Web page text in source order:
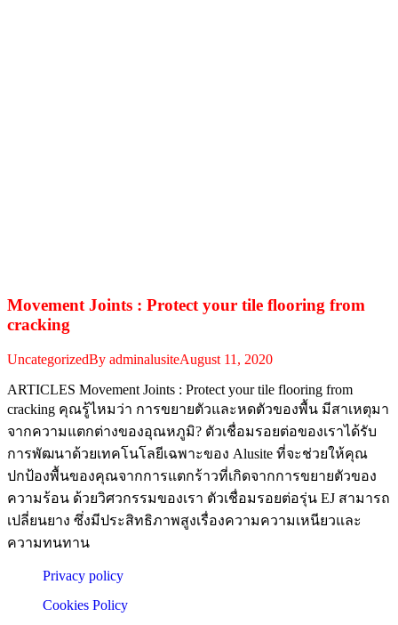
Movement Joints : Protect your tile flooring from
cracking
UncategorizedBy adminalusiteAugust 11, 2020
ARTICLES Movement Joints : Protect your tile flooring from
cracking คุณรู้ไหมว่า การขยายตัวและหดตัวของพื้น มีสาเหตุมา
จากความแตกต่างของอุณหภูมิ? ตัวเชื่อมรอยต่อของเราได้รับ
การพัฒนาด้วยเทคโนโลยีเฉพาะของ Alusite ที่จะช่วยให้คุณ
ปกป้องพื้นของคุณจากการแตกร้าวที่เกิดจากการขยายตัวของ
ความร้อน ด้วยวิศวกรรมของเรา ตัวเชื่อมรอยต่อรุ่น EJ สามารถ
เปลี่ยนยาง ซึ่งมีประสิทธิภาพสูงเรื่องความความเหนียวและ
ความทนทาน
Privacy policy
Cookies Policy